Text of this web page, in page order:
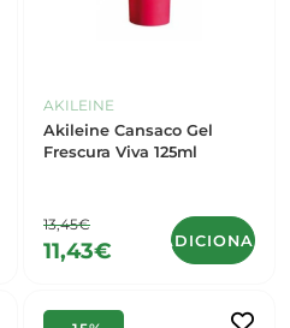
AKILEINE
Akileine Cansaco Gel
Frescura Viva 125ml
13,45€
11,43€ ADICIONAR